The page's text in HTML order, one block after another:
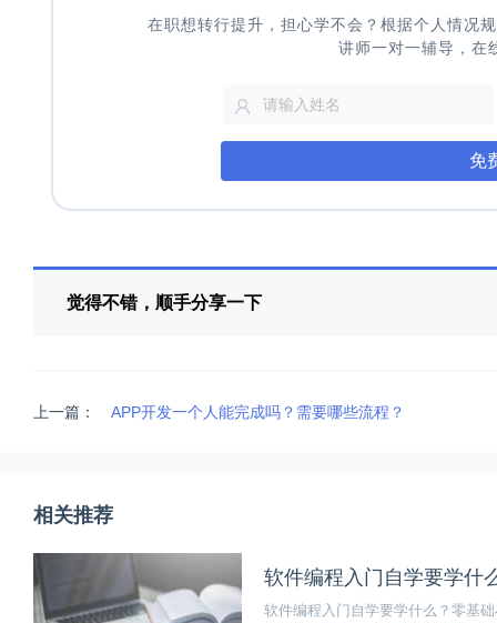
在职想转行提升，担心学不会？根据个人情况
讲师一对一辅导，在
免
觉得不错，顺手分享一下
上一篇： APP开发一个人能完成吗？需要哪些流程？
相关推荐
软件编程入门自学要学什
软件编程入门自学要学什么？零基